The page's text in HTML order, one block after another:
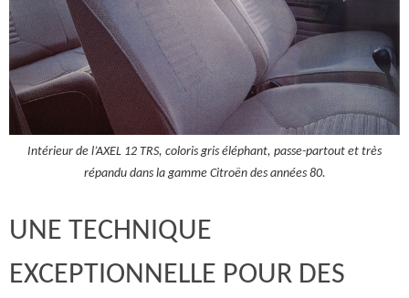
Intérieur de l’AXEL 12 TRS, coloris gris éléphant, passe-partout et très
répandu dans la gamme Citroën des années 80.
UNE TECHNIQUE
EXCEPTIONNELLE POUR DES